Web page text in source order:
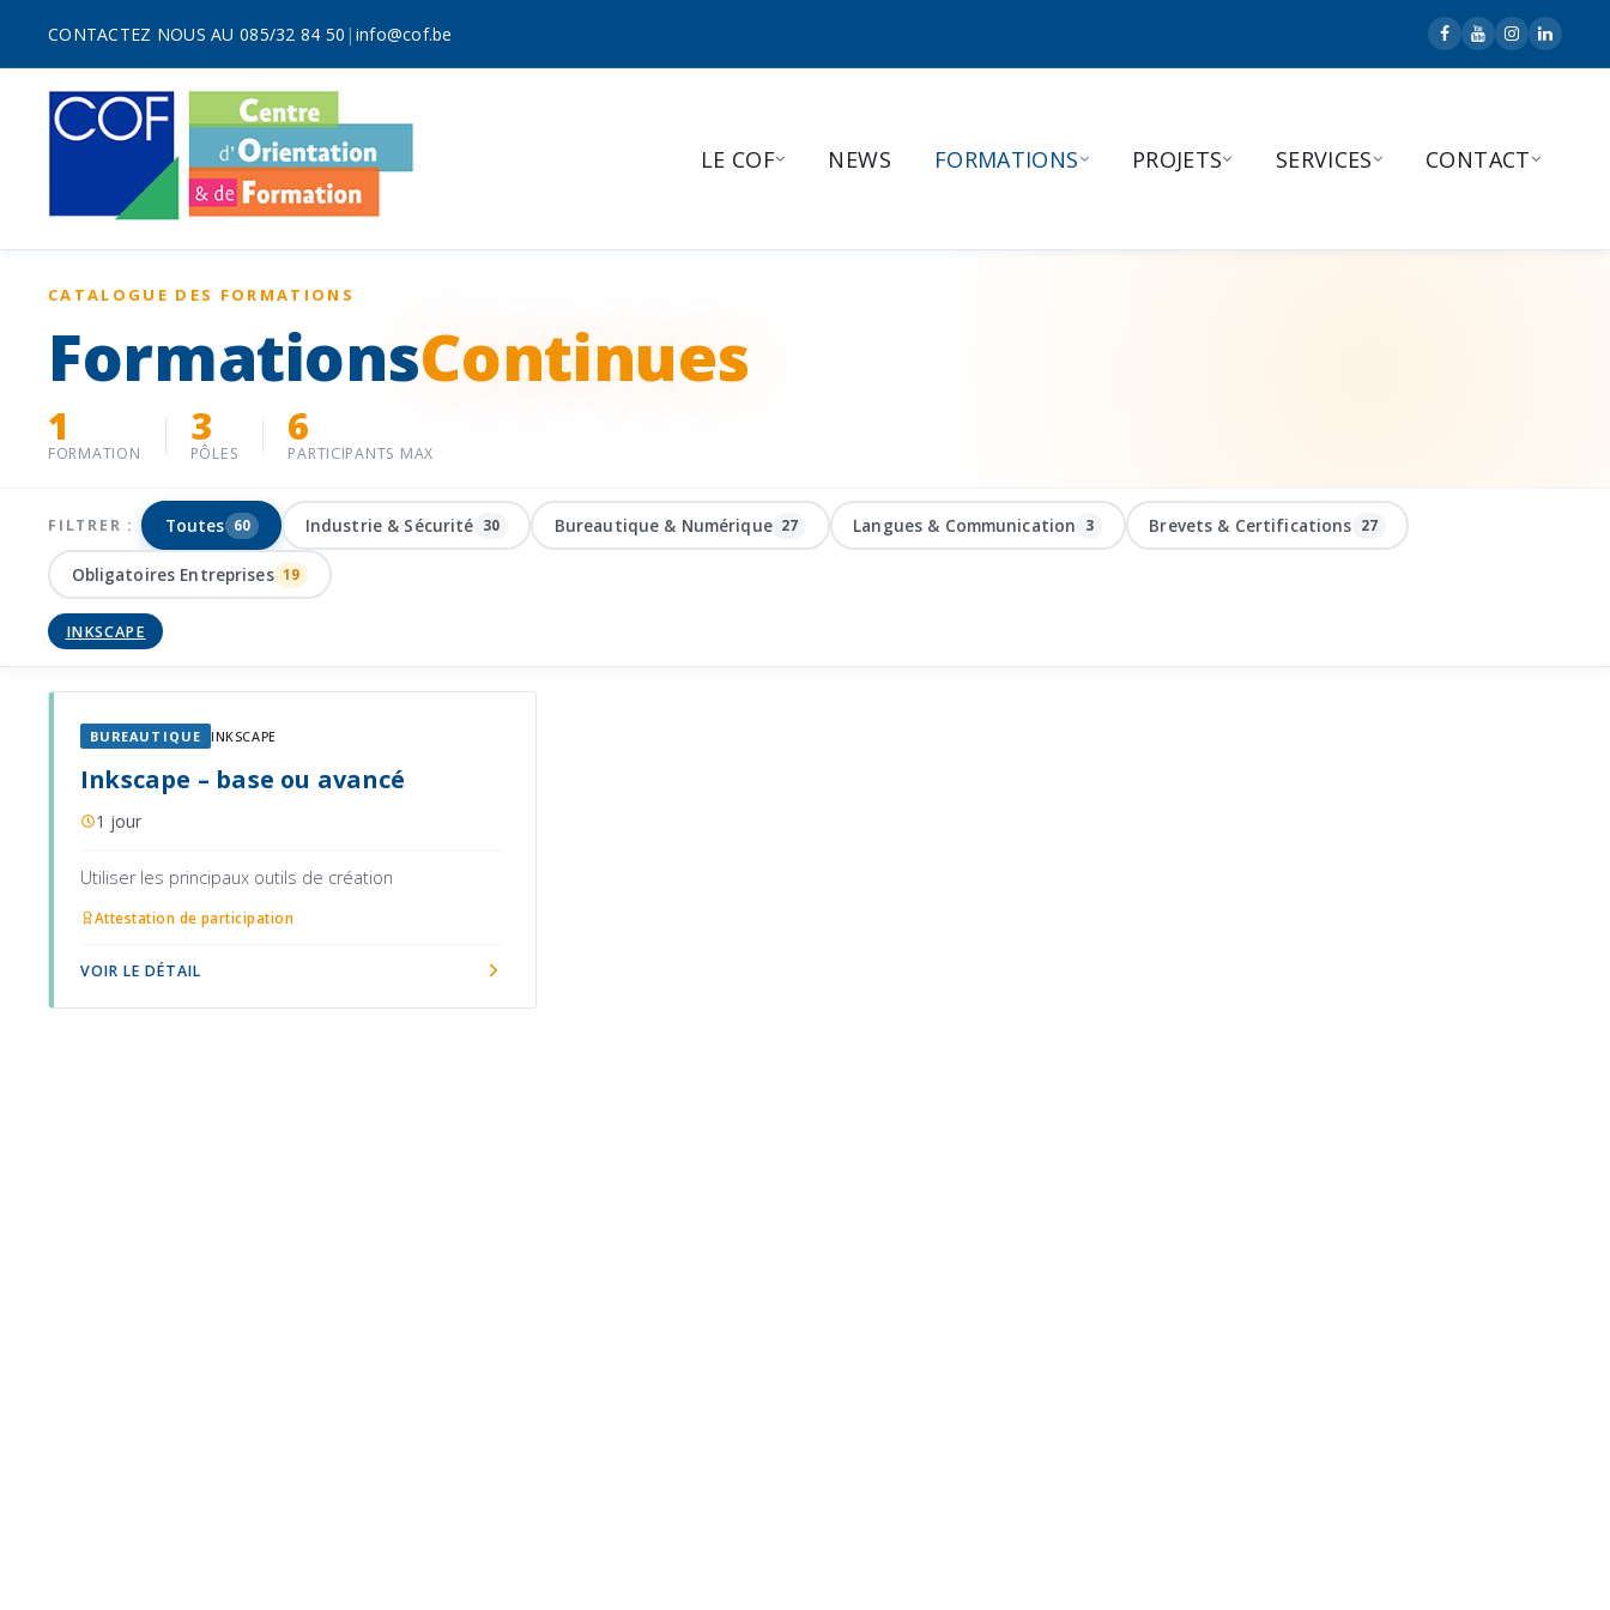
CONTACTEZ NOUS AU 085/32 84 50 | info@cof.be
LE COF NEWS FORMATIONS PROJETS SERVICES CONTACT
CATALOGUE DES FORMATIONS
FormationsContinues
1
FORMATION
3
PÔLES
6
PARTICIPANTS MAX
FILTRER : Toutes 60 Industrie & Sécurité 30 Bureautique & Numérique 27 Langues & Communication 3 Brevets & Certifications 27
Obligatoires Entreprises 19
INKSCAPE
BUREAUTIQUE INKSCAPE
Inkscape – base ou avancé
1 jour
Utiliser les principaux outils de création
Attestation de participation
VOIR LE DÉTAIL